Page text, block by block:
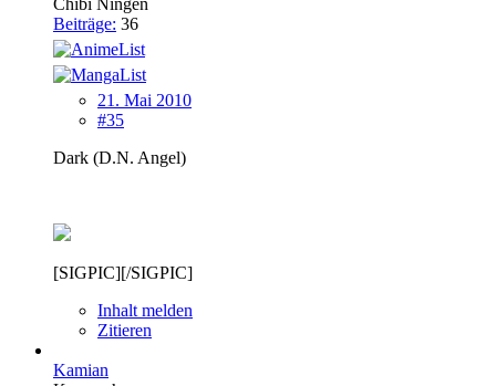
Beiträge: 36
21. Mai 2010
#35
Dark (D.N. Angel)
[SIGPIC][/SIGPIC]
Inhalt melden
Zitieren
Kamian